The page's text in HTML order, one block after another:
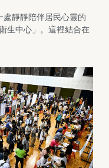
靜靜陪伴居民心靈的
生中⼼」。這裡結合在